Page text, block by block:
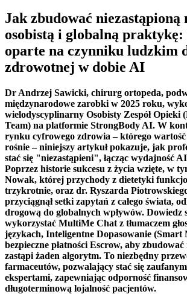
Jak zbudować niezastąpioną
osobistą i globalną praktykę:
oparte na czynniku ludzkim
zdrowotnej w dobie AI
Dr Andrzej Sawicki, chirurg ortopeda,
międzynarodowe zarobki w 2025 roku,
wielodyscyplinarny Osobisty Zespół Opieki
Team) na platformie StrongBody AI. W
rynku cyfrowego zdrowia – którego
rośnie – niniejszy artykuł pokazuje, jak
stać się "niezastąpieni", łącząc wydajność
Poprzez historie sukcesu z życia wzięte, w
Nowak, której przychody z dietetyki
trzykrotnie, oraz dr. Ryszarda
przyciągnął setki zapytań z całego świata,
drogową do globalnych wpływów. Dowiedz
wykorzystać MultiMe Chat z tłumaczem
językach, Inteligentne Dopasowanie (Smart
bezpieczne płatności Escrow, aby
zastąpi żaden algorytm. To niezbędny
farmaceutów, pozwalający stać się
ekspertami, zapewniając odporność
długoterminową lojalność pacjentów.